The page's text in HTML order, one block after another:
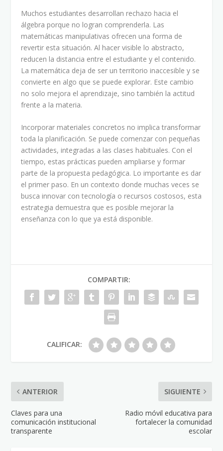
Muchos estudiantes desarrollan rechazo hacia el
álgebra porque no logran comprenderla. Las
matemáticas manipulativas ofrecen una forma de
revertir esta situación. Al hacer visible lo abstracto,
reducen la distancia entre el estudiante y el contenido.
La matemática deja de ser un territorio inaccesible y se
convierte en algo que se puede explorar. Este cambio
no solo mejora el aprendizaje, sino también la actitud
frente a la materia.
Incorporar materiales concretos no implica transformar
toda la planificación. Se puede comenzar con pequeñas
actividades, integradas a las clases habituales. Con el
tiempo, estas prácticas pueden ampliarse y formar
parte de la propuesta pedagógica. Lo importante es dar
el primer paso. En un contexto donde muchas veces se
busca innovar con tecnología o recursos costosos, esta
estrategia demuestra que es posible mejorar la
enseñanza con lo que ya está disponible.
COMPARTIR:
CALIFICAR:
ANTERIOR
Claves para una
comunicación institucional
transparente
SIGUIENTE
Radio móvil educativa para
fortalecer la comunidad
escolar